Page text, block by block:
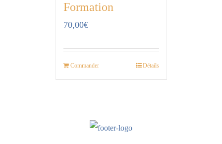
Formation
70,00€
Commander Détails